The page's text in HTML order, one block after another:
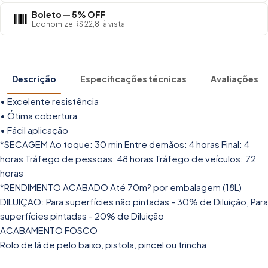
Boleto — 5% OFF
Economize R$ 22,81 à vista
Descrição Especificações técnicas Avaliações
• Excelente resistência
• Ótima cobertura
• Fácil aplicação
*SECAGEM Ao toque: 30 min Entre demãos: 4 horas Final: 4
horas Tráfego de pessoas: 48 horas Tráfego de veículos: 72
horas
*RENDIMENTO ACABADO Até 70m² por embalagem (18L)
DILUIÇAO: Para superfícies não pintadas - 30% de Diluição, Para
superfícies pintadas - 20% de Diluição
ACABAMENTO FOSCO
Rolo de lã de pelo baixo, pistola, pincel ou trincha